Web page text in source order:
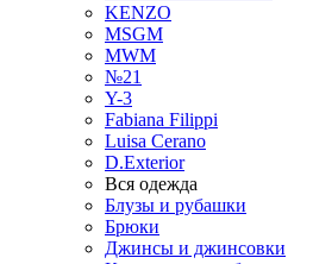
KENZO
MSGM
MWM
№21
Y-3
Fabiana Filippi
Luisa Cerano
D.Exterior
Вся одежда
Блузы и рубашки
Брюки
Джинсы и джинсовки